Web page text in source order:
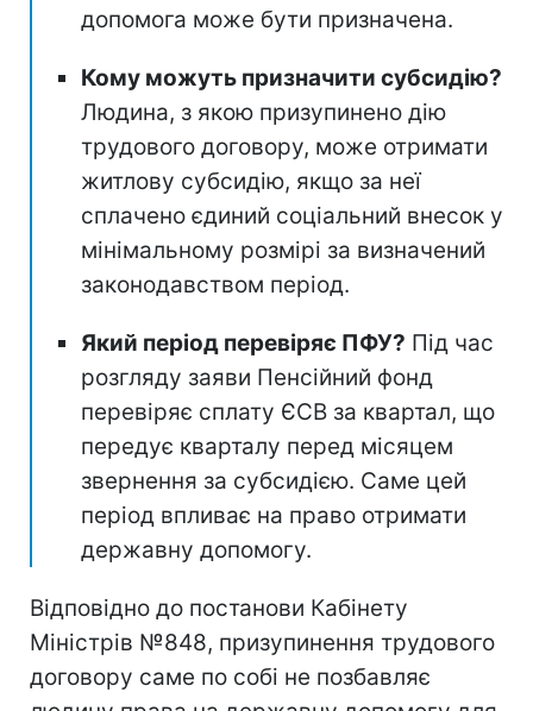
допомога може бути призначена.
Кому можуть призначити субсидію?
Людина, з якою призупинено дію
трудового договору, може отримати
житлову субсидію, якщо за неї
сплачено єдиний соціальний внесок у
мінімальному розмірі за визначений
законодавством період.
Який період перевіряє ПФУ? Під час
розгляду заяви Пенсійний фонд
перевіряє сплату ЄСВ за квартал, що
передує кварталу перед місяцем
звернення за субсидією. Саме цей
період впливає на право отримати
державну допомогу.
Відповідно до постанови Кабінету
Міністрів №848, призупинення трудового
договору саме по собі не позбавляє